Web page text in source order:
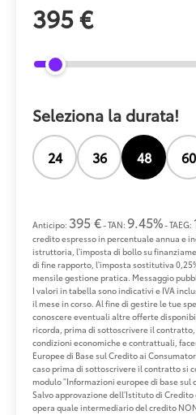
395 €
Seleziona la durata!
24 36 48 60
Anticipo: 395 €- TAN: 9.45%- TAEG:
credito espresso in percentuale annua e
istruttoria, l'imposta di bollo su
di fine rapporto, l'imposta sostitutiva
mensile gestione pratica. Messaggio
I valori in tabella sono indicativi e IVA
il mese in corso. Al fine di gestire le tue
conoscere eventuali altre offerte
ricorda, prima di sottoscrivere il
condizioni economiche e contrattuali,
Europee di Base sul Credito ai
caso prima di sottoscrivere il contratto si
modulo "Informazioni europee di base sul
Salvo approvazione dell'Istituto di Credito
opera quale intermediario del credito